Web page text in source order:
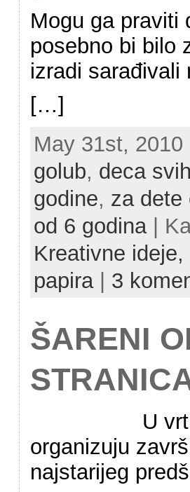
Mogu ga praviti
posebno bi bilo
izradi sarađivali
[…]
May 31st,
golub, deca
godine, za dete
od 6 godina|
Kreativne ideje,
papira| 3
ŠARENI
U
organizuju
najstarijeg